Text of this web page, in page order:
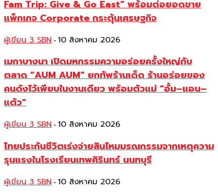
Fam Trip: Give & Go East” พร้อมต่อยอดขาย
แพ็กเกจ Corporate กระตุ้นเศรษฐกิจ
ผู้เขียน 3 SBN - 10 สิงหาคม 2026
เมกาบางนา เปิดมหกรรมความอร่อยครั้งใหญ่กับ
ตลาด “AUM AUM” ยกทัพร้านเด็ด ร้านอร่อยของ
คนดังไว้เพียบในงานเดียว พร้อมตัวแม่ “อั้ม–แอน–
แต้ว”
ผู้เขียน 3 SBN - 10 สิงหาคม 2026
ไทยประกันชีวิตเร่งจ่ายสินไหมมรณกรรมจากเหตุความ
รุนแรงในโรงเรียนเทพศิรินทร์ นนทบุรี
ผู้เขียน 3 SBN - 10 สิงหาคม 2026